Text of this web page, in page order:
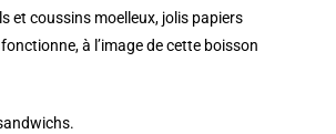
et coussins moelleux, jolis papiers
à l’image de cette boisson